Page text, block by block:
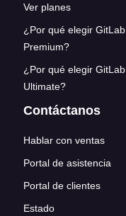
Ver planes
¿Por qué elegir GitLab
Premium?
¿Por qué elegir GitLab
Ultimate?
Contáctanos
Hablar con ventas
Portal de asistencia
Portal de clientes
Estado